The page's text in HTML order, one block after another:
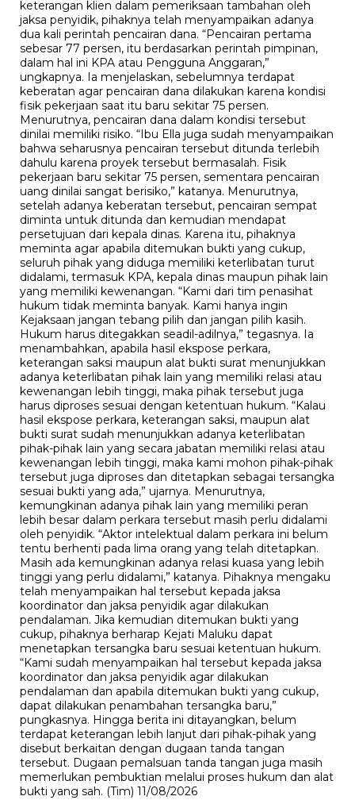
keterangan klien dalam pemeriksaan tambahan oleh
jaksa penyidik, pihaknya telah menyampaikan adanya
dua kali perintah pencairan dana. “Pencairan pertama
sebesar 77 persen, itu berdasarkan perintah pimpinan,
dalam hal ini KPA atau Pengguna Anggaran,”
ungkapnya. Ia menjelaskan, sebelumnya terdapat
keberatan agar pencairan dana dilakukan karena kondisi
fisik pekerjaan saat itu baru sekitar 75 persen.
Menurutnya, pencairan dana dalam kondisi tersebut
dinilai memiliki risiko. “Ibu Ella juga sudah menyampaikan
bahwa seharusnya pencairan tersebut ditunda terlebih
dahulu karena proyek tersebut bermasalah. Fisik
pekerjaan baru sekitar 75 persen, sementara pencairan
uang dinilai sangat berisiko,” katanya. Menurutnya,
setelah adanya keberatan tersebut, pencairan sempat
diminta untuk ditunda dan kemudian mendapat
persetujuan dari kepala dinas. Karena itu, pihaknya
meminta agar apabila ditemukan bukti yang cukup,
seluruh pihak yang diduga memiliki keterlibatan turut
didalami, termasuk KPA, kepala dinas maupun pihak lain
yang memiliki kewenangan. “Kami dari tim penasihat
hukum tidak meminta banyak. Kami hanya ingin
Kejaksaan jangan tebang pilih dan jangan pilih kasih.
Hukum harus ditegakkan seadil-adilnya,” tegasnya. Ia
menambahkan, apabila hasil ekspose perkara,
keterangan saksi maupun alat bukti surat menunjukkan
adanya keterlibatan pihak lain yang memiliki relasi atau
kewenangan lebih tinggi, maka pihak tersebut juga
harus diproses sesuai dengan ketentuan hukum. “Kalau
hasil ekspose perkara, keterangan saksi, maupun alat
bukti surat sudah menunjukkan adanya keterlibatan
pihak-pihak lain yang secara jabatan memiliki relasi atau
kewenangan lebih tinggi, maka kami mohon pihak-pihak
tersebut juga diproses dan ditetapkan sebagai tersangka
sesuai bukti yang ada,” ujarnya. Menurutnya,
kemungkinan adanya pihak lain yang memiliki peran
lebih besar dalam perkara tersebut masih perlu didalami
oleh penyidik. “Aktor intelektual dalam perkara ini belum
tentu berhenti pada lima orang yang telah ditetapkan.
Masih ada kemungkinan adanya relasi kuasa yang lebih
tinggi yang perlu didalami,” katanya. Pihaknya mengaku
telah menyampaikan hal tersebut kepada jaksa
koordinator dan jaksa penyidik agar dilakukan
pendalaman. Jika kemudian ditemukan bukti yang
cukup, pihaknya berharap Kejati Maluku dapat
menetapkan tersangka baru sesuai ketentuan hukum.
“Kami sudah menyampaikan hal tersebut kepada jaksa
koordinator dan jaksa penyidik agar dilakukan
pendalaman dan apabila ditemukan bukti yang cukup,
dapat dilakukan penambahan tersangka baru,”
pungkasnya. Hingga berita ini ditayangkan, belum
terdapat keterangan lebih lanjut dari pihak-pihak yang
disebut berkaitan dengan dugaan tanda tangan
tersebut. Dugaan pemalsuan tanda tangan juga masih
memerlukan pembuktian melalui proses hukum dan alat
bukti yang sah. (Tim) 11/08/2026